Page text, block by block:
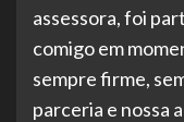
assessora, foi
comigo em
sempre firme,
parceria e nossa